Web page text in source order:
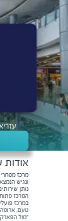
אודות
מרכז
נותן
המרכז פתוח 7 ימים בשבוע. במקום סניף טיב טעם,
במרכז
טעם,
"מול